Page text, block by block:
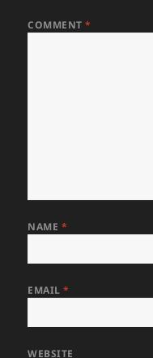
COMMENT*
NAME *
EMAIL*
WEBSITE